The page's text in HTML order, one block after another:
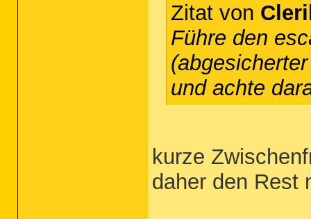
Zitat von
Führe den
und achte
kurze
daher den Rest